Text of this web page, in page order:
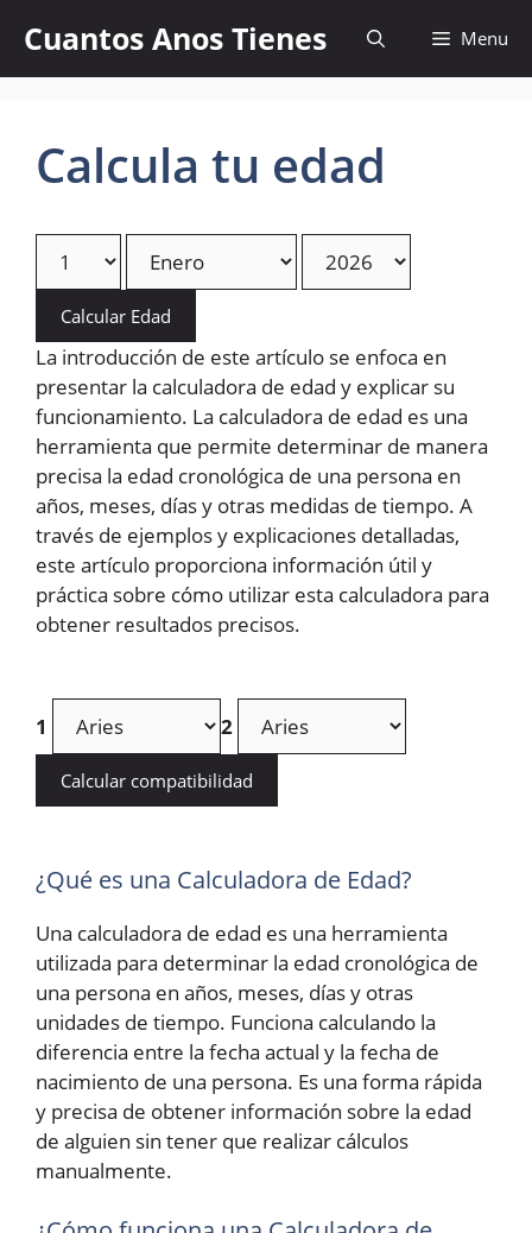
content
Cuantos Anos Tienes Menu
Calcula tu edad
Calcular Edad
La introducción de este artículo se enfoca en
presentar la calculadora de edad y explicar su
funcionamiento. La calculadora de edad es una
herramienta que permite determinar de manera
precisa la edad cronológica de una persona en
años, meses, días y otras medidas de tiempo. A
través de ejemplos y explicaciones detalladas,
este artículo proporciona información útil y
práctica sobre cómo utilizar esta calculadora para
obtener resultados precisos.
1 2
Calcular compatibilidad
¿Qué es una Calculadora de Edad?
Una calculadora de edad es una herramienta
utilizada para determinar la edad cronológica de
una persona en años, meses, días y otras
unidades de tiempo. Funciona calculando la
diferencia entre la fecha actual y la fecha de
nacimiento de una persona. Es una forma rápida
y precisa de obtener información sobre la edad
de alguien sin tener que realizar cálculos
manualmente.